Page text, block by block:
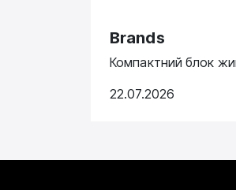
Brands
Компактний блок
22.07.2026